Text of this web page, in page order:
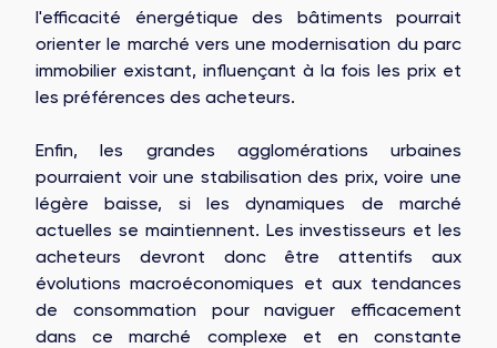
l'efficacité énergétique des bâtiments pourrait
orienter le marché vers une modernisation du parc
immobilier existant, influençant à la fois les prix et
les préférences des acheteurs.
Enfin, les grandes agglomérations urbaines
pourraient voir une stabilisation des prix, voire une
légère baisse, si les dynamiques de marché
actuelles se maintiennent. Les investisseurs et les
acheteurs devront donc être attentifs aux
évolutions macroéconomiques et aux tendances
de consommation pour naviguer efficacement
dans ce marché complexe et en constante